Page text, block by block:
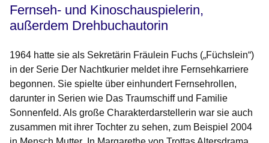
Fernseh- und Kinoschauspielerin,
außerdem Drehbuchautorin
1964 hatte sie als Sekretärin Fräulein Fuchs („Füchslein“)
in der Serie Der Nachtkurier meldetihre Fernsehkarriere
begonnen. Sie spielte über einhundert Fernsehrollen,
darunter in Serien wie Das Traumschiff und Familie
Sonnenfeld. Als große Charakterdarstellerin war sie auch
zusammen mit ihrer Tochter zu sehen, zum Beispiel 2004